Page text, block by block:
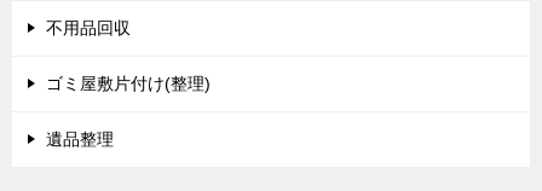
不用品回収
ゴミ屋敷片付け(整理)
遺品整理